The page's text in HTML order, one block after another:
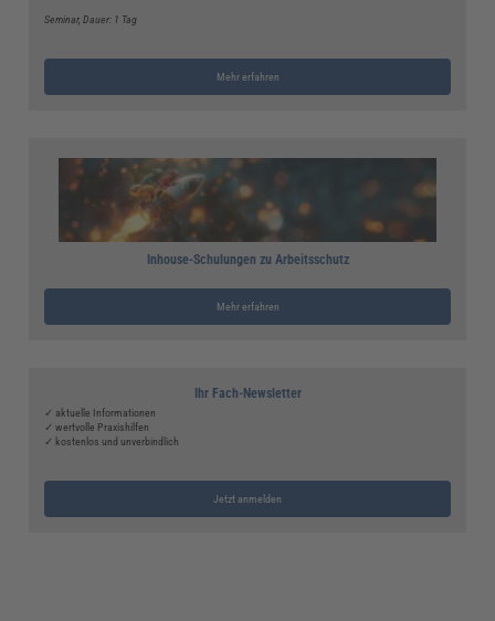
Seminar, Dauer: 1 Tag
Mehr erfahren
Inhouse-Schulungen zu Arbeitsschutz
Mehr erfahren
Ihr Fach-Newsletter
✓ aktuelle Informationen
✓ wertvolle Praxishilfen
✓ kostenlos und unverbindlich
Jetzt anmelden